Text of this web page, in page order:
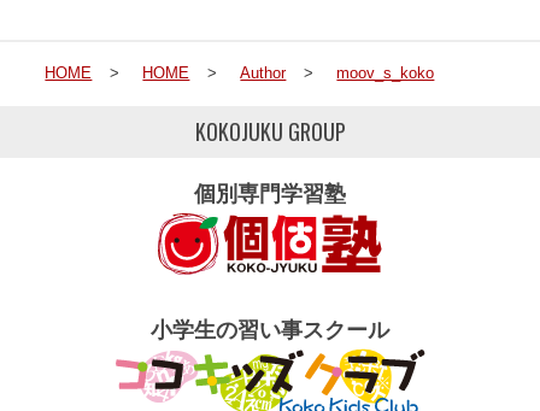
HOME > HOME > Author > moov_s_koko
KOKOJUKU GROUP
個別専門学習塾
小学生の習い事スクール